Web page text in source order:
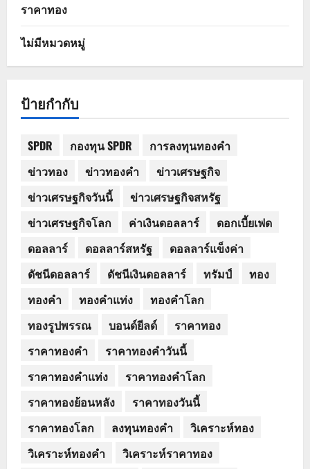
ราคาทอง
ไม่มีหมวดหมู่
ป้ายกำกับ
SPDR กองทุน SPDR
การลงทุนทองคำ
ข่าวทอง
ข่าวทองคำ
ข่าวเศรษฐกิจ
ข่าวเศรษฐกิจวันนี้
ข่าวเศรษฐกิจสหรัฐ
ข่าวเศรษฐกิจโลก
ค่าเงินดอลลาร์
ดอกเบี้ยเฟด
ดอลลาร์
ดอลลาร์สหรัฐ
ดอลลาร์แข็งค่า
ดัชนีดอลลาร์
ดัชนีเงินดอลลาร์ ทรัมป์
ทอง
ทองคำ
ทองคำแท่ง
ทองคำโลก
ทองรูปพรรณ
บอนด์ยีลด์
ราคาทอง
ราคาทองคำ
ราคาทองคำวันนี้
ราคาทองคำแท่ง
ราคาทองคำโลก
ราคาทองย้อนหลัง
ราคาทองวันนี้
ราคาทองโลก
ลงทุนทองคำ
วิเคราะห์ทอง
วิเคราะห์ทองคำ
วิเคราะห์ราคาทอง